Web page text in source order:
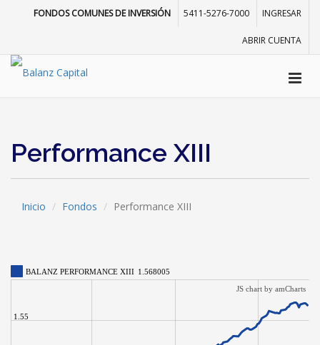
FONDOS COMUNES DE INVERSIÓN 5411-5276-7000 INGRESAR
ABRIR CUENTA
Performance XIII
Inicio Fondos Performance XIII
BALANZ PERFORMANCE XIII 1.568005
1.55
JS chart by amCharts